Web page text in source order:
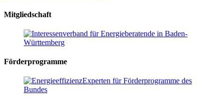
Mitgliedschaft
Förderprogramme